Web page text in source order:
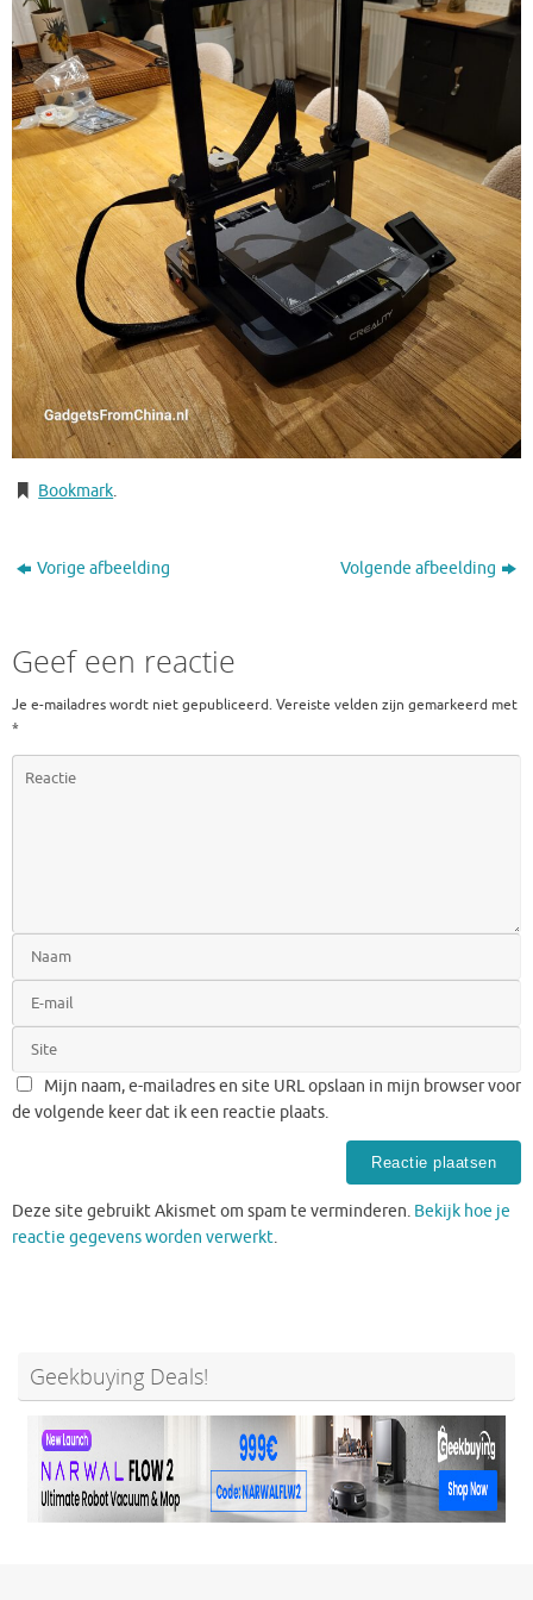
Bookmark.
Vorige afbeelding Volgende afbeelding
Geef een reactie
Je e-mailadres wordt niet gepubliceerd. Vereiste velden zijn gemarkeerd met
*
Mijn naam, e-mailadres en site URL opslaan in mijn browser voor
de volgende keer dat ik een reactie plaats.
Deze site gebruikt Akismet om spam te verminderen. Bekijk hoe je
reactie gegevens worden verwerkt.
Geekbuying Deals!